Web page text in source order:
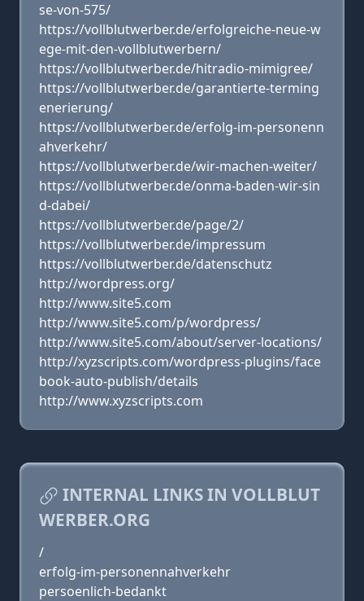
se-von-575/
https://vollblutwerber.de/erfolgreiche-neue-w
ege-mit-den-vollblutwerbern/
https://vollblutwerber.de/hitradio-mimigree/
https://vollblutwerber.de/garantierte-terming
enerierung/
https://vollblutwerber.de/erfolg-im-personenn
ahverkehr/
https://vollblutwerber.de/wir-machen-weiter/
https://vollblutwerber.de/onma-baden-wir-sin
d-dabei/
https://vollblutwerber.de/page/2/
https://vollblutwerber.de/impressum
https://vollblutwerber.de/datenschutz
http://wordpress.org/
http://www.site5.com
http://www.site5.com/p/wordpress/
http://www.site5.com/about/server-locations/
http://xyzscripts.com/wordpress-plugins/face
book-auto-publish/details
http://www.xyzscripts.com
INTERNAL LINKS IN VOLLBLUT
WERBER.ORG
/
erfolg-im-personennahverkehr
persoenlich-bedankt